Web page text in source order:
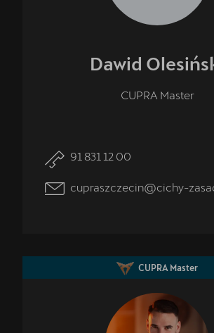
Dawid
CUPRA Master
91 831 12 00
cupraszczecin@cichy-
CUPRA Master